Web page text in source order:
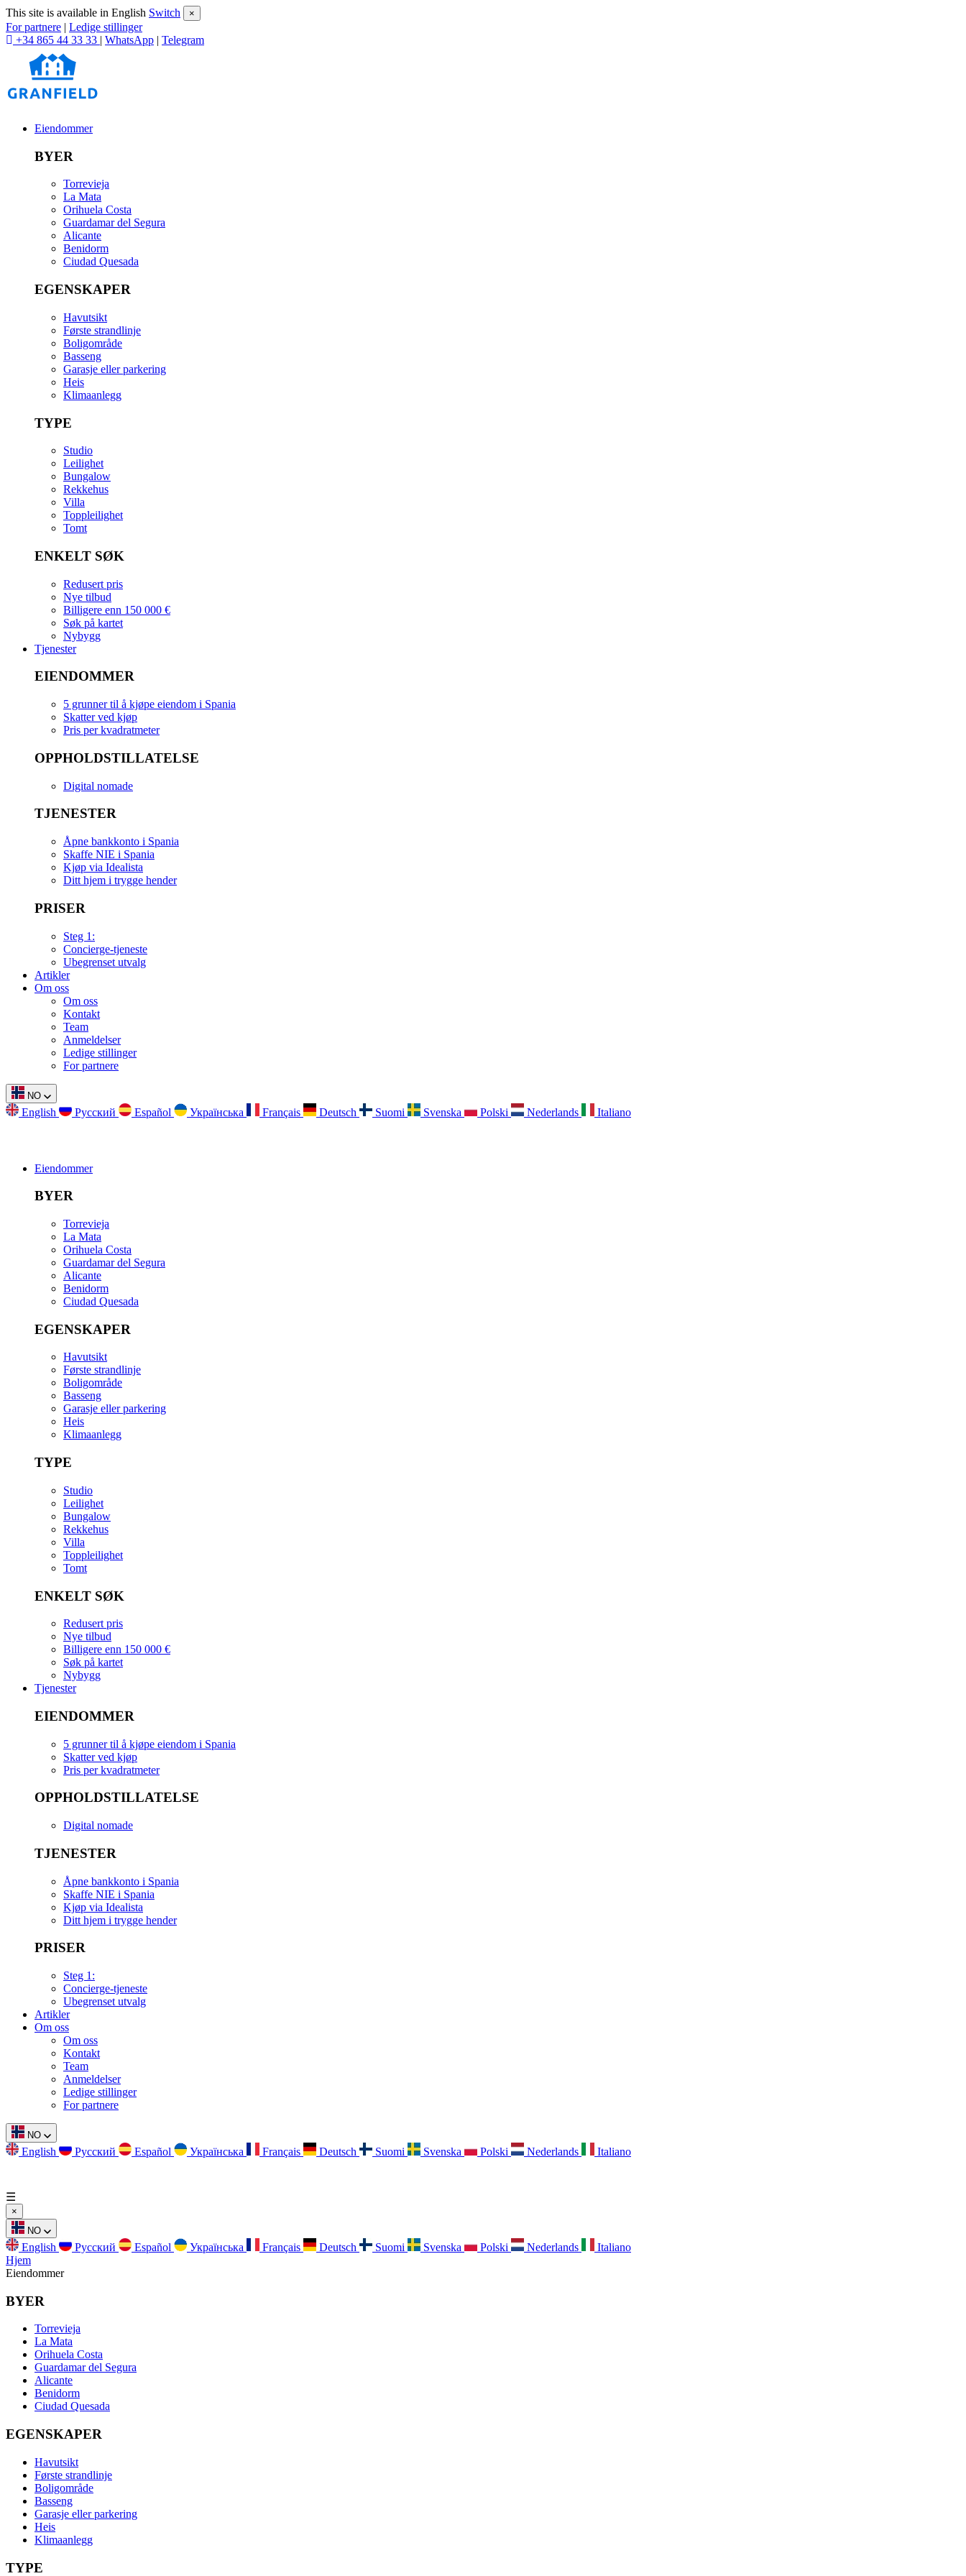
This site is available in English Switch ×
For partnere | Ledige stillinger
+34 865 44 33 33 | WhatsApp | Telegram
Eiendommer
BYER
Torrevieja
La Mata
Orihuela Costa
Guardamar del Segura
Alicante
Benidorm
Ciudad Quesada
EGENSKAPER
Havutsikt
Første strandlinje
Boligområde
Basseng
Garasje eller parkering
Heis
Klimaanlegg
TYPE
Studio
Leilighet
Bungalow
Rekkehus
Villa
Toppleilighet
Tomt
ENKELT SØK
Redusert pris
Nye tilbud
Billigere enn 150 000 €
Søk på kartet
Nybygg
Tjenester
EIENDOMMER
5 grunner til å kjøpe eiendom i Spania
Skatter ved kjøp
Pris per kvadratmeter
OPPHOLDSTILLATELSE
Digital nomade
TJENESTER
Åpne bankkonto i Spania
Skaffe NIE i Spania
Kjøp via Idealista
Ditt hjem i trygge hender
PRISER
Steg 1:
Concierge-tjeneste
Ubegrenset utvalg
Artikler
Om oss
Om oss
Kontakt
Team
Anmeldelser
Ledige stillinger
For partnere
NO
English Русский Español Українська Français Deutsch Suomi Svenska Polski Nederlands Italiano
Eiendommer
BYER
Torrevieja
La Mata
Orihuela Costa
Guardamar del Segura
Alicante
Benidorm
Ciudad Quesada
EGENSKAPER
Havutsikt
Første strandlinje
Boligområde
Basseng
Garasje eller parkering
Heis
Klimaanlegg
TYPE
Studio
Leilighet
Bungalow
Rekkehus
Villa
Toppleilighet
Tomt
ENKELT SØK
Redusert pris
Nye tilbud
Billigere enn 150 000 €
Søk på kartet
Nybygg
Tjenester
EIENDOMMER
5 grunner til å kjøpe eiendom i Spania
Skatter ved kjøp
Pris per kvadratmeter
OPPHOLDSTILLATELSE
Digital nomade
TJENESTER
Åpne bankkonto i Spania
Skaffe NIE i Spania
Kjøp via Idealista
Ditt hjem i trygge hender
PRISER
Steg 1:
Concierge-tjeneste
Ubegrenset utvalg
Artikler
Om oss
Om oss
Kontakt
Team
Anmeldelser
Ledige stillinger
For partnere
NO
English Русский Español Українська Français Deutsch Suomi Svenska Polski Nederlands Italiano
☰
×
NO
English Русский Español Українська Français Deutsch Suomi Svenska Polski Nederlands
Italiano
Hjem
Eiendommer
BYER
Torrevieja
La Mata
Orihuela Costa
Guardamar del Segura
Alicante
Benidorm
Ciudad Quesada
EGENSKAPER
Havutsikt
Første strandlinje
Boligområde
Basseng
Garasje eller parkering
Heis
Klimaanlegg
TYPE